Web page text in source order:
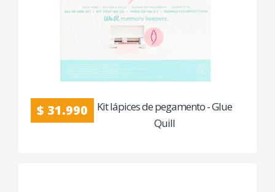
$ 31.990
Kit lápices de pegamento - Glue
Quill